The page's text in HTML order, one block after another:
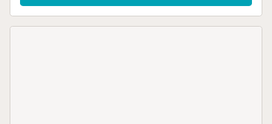
vistas. El alojamiento está situado no lejos de las piscinas